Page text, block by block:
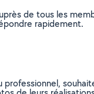
de tous les
rapidement.